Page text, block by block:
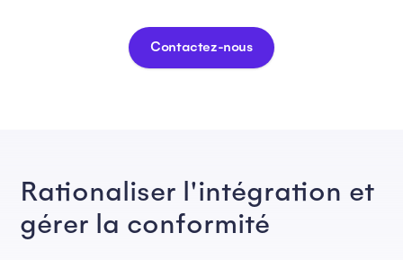
Contactez-nous
Rationaliser l'intégration et
gérer la conformité